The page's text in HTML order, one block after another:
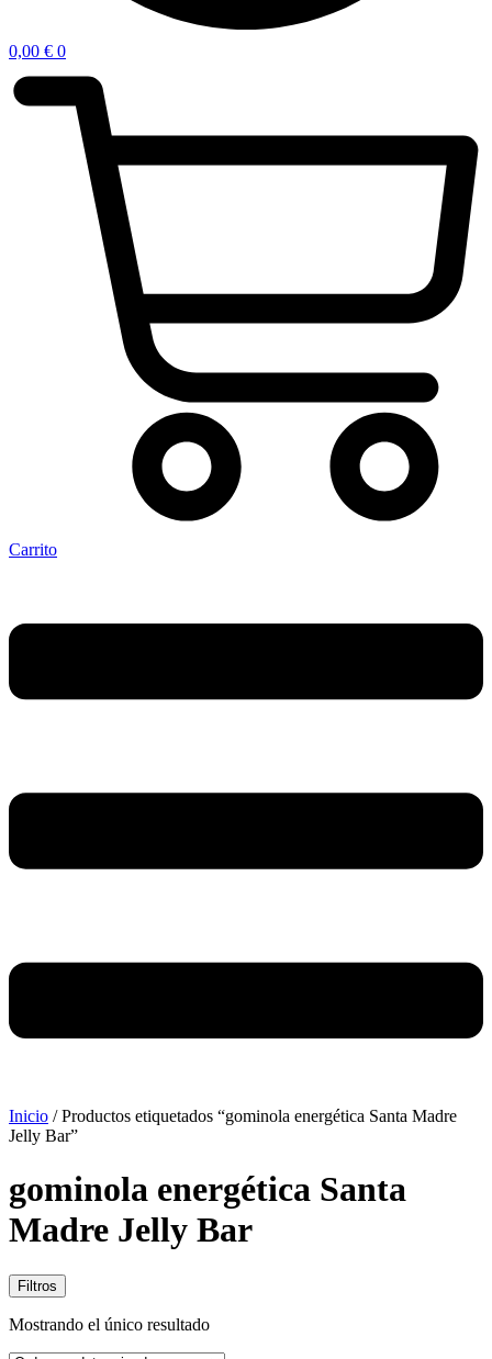
0,00 € 0
Carrito
Inicio / Productos etiquetados “gominola energética Santa Madre
Jelly Bar”
gominola energética Santa
Madre Jelly Bar
Filtros
Mostrando el único resultado